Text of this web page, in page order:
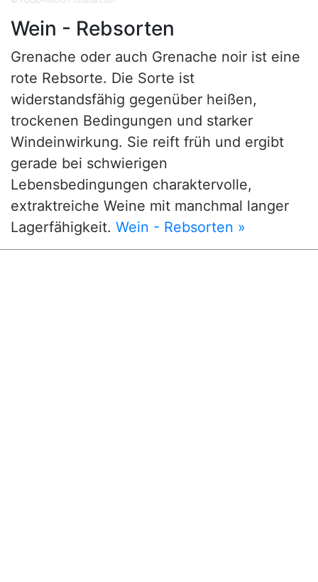
Wein - Rebsorten
Grenache oder auch Grenache noir ist eine
rote Rebsorte. Die Sorte ist
widerstandsfähig gegenüber heißen,
trockenen Bedingungen und starker
Windeinwirkung. Sie reift früh und ergibt
gerade bei schwierigen
Lebensbedingungen charaktervolle,
extraktreiche Weine mit manchmal langer
Lagerfähigkeit. Wein - Rebsorten »